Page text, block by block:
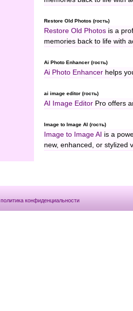
Restore Old Photos (гость)
Restore Old Photos is a
memories back to life with
Ai Photo Enhancer (гость)
Ai Photo Enhancer helps
ai image editor (гость)
AI Image Editor Pro offers
Image to Image AI (гость)
Image to Image AI is a
new, enhanced, or stylized
политика конфиденциальности